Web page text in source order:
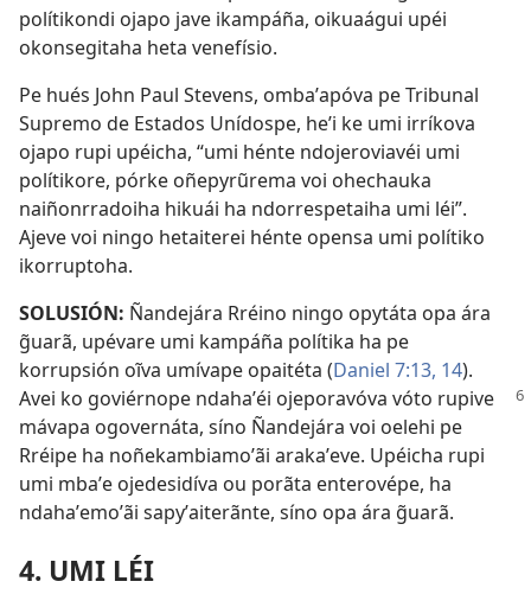
polítikondi ojapo jave ikampáña, oikuaágui upéi
okonsegitaha heta venefísio.
Pe hués John Paul Stevens, ombaʼapóva pe Tribunal
Supremo de Estados Unídospe, heʼi ke umi irríkova
ojapo rupi upéicha, “umi hénte ndojeroviavéi umi
polítikore, pórke oñepyrũrema voi ohechauka
naiñonrradoiha hikuái ha ndorrespetaiha umi léi”.
Ajeve voi ningo hetaiterei hénte opensa umi polítiko
ikorruptoha.
SOLUSIÓN: Ñandejára Rréino ningo opytáta opa ára
g̃uarã, upévare umi kampáña polítika ha pe
korrupsión oĩva umívape opaitéta (Daniel 7:13, 14).
Avei ko goviérnope ndahaʼéi ojeporavóva vóto rupive
mávapa ogovernáta, síno Ñandejára voi oelehi pe
Rréipe ha noñekambiamoʼãi arakaʼeve. Upéicha rupi
umi mbaʼe ojedesidíva ou porãta enterovépe, ha
ndahaʼemoʼãi sapyʼaiterãnte, síno opa ára g̃uarã.
4. UMI LÉI